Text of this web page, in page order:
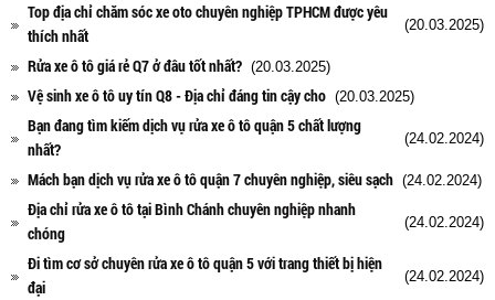
Top địa chỉ chăm sóc xe oto chuyên nghiệp TPHCM được yêu
thích nhất
(20.03.2025)
Rửa xe ô tô giá rẻ Q7 ở đâu tốt nhất? (20.03.2025)
Vệ sinh xe ô tô uy tín Q8 - Địa chỉ đáng tin cậy cho (20.03.2025)
Bạn đang tìm kiếm dịch vụ rửa xe ô tô quận 5 chất lượng
nhất?
(24.02.2024)
Mách bạn dịch vụ rửa xe ô tô quận 7 chuyên nghiệp, siêu sạch (24.02.2024)
Địa chỉ rửa xe ô tô tại Bình Chánh chuyên nghiệp nhanh
chóng
(24.02.2024)
Đi tìm cơ sở chuyên rửa xe ô tô quận 5 với trang thiết bị hiện
đại
(24.02.2024)